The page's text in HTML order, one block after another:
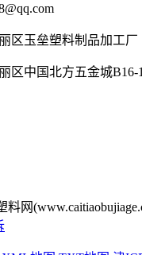
区玉垒塑料制品加工厂
区中国北方五金城B16-
网